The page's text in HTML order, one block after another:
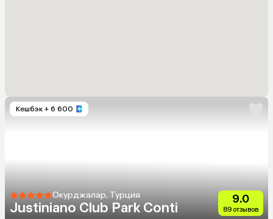
Кешбэк + 6 600
Окурджалар, Турция
Justiniano Club Park Conti
9.0
89 отзывов